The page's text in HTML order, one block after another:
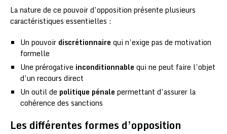
La nature de ce pouvoir d’opposition présente plusieurs
caractéristiques essentielles :
Un pouvoir discrétionnaire qui n’exige pas de motivation
formelle
Une prérogative inconditionnable qui ne peut faire l’objet
d’un recours direct
Un outil de politique pénale permettant d’assurer la
cohérence des sanctions
Les différentes formes d’opposition